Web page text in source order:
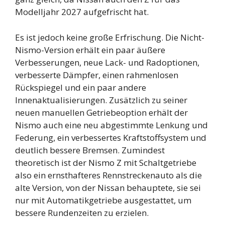
Modelljahr 2027 aufgefrischt hat.
Es ist jedoch keine große Erfrischung. Die Nicht-
Nismo-Version erhält ein paar äußere
Verbesserungen, neue Lack- und Radoptionen,
verbesserte Dämpfer, einen rahmenlosen
Rückspiegel und ein paar andere
Innenaktualisierungen. Zusätzlich zu seiner
neuen manuellen Getriebeoption erhält der
Nismo auch eine neu abgestimmte Lenkung und
Federung, ein verbessertes Kraftstoffsystem und
deutlich bessere Bremsen. Zumindest
theoretisch ist der Nismo Z mit Schaltgetriebe
also ein ernsthafteres Rennstreckenauto als die
alte Version, von der Nissan behauptete, sie sei
nur mit Automatikgetriebe ausgestattet, um
bessere Rundenzeiten zu erzielen.